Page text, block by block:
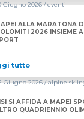
MARATONA
Giugno 2026/ eventi
ALLA MARATONA
2026 INSIEME A
tutto
A MAPEI
Giugno 2026/ alpine
SI AFFIDA A MAPEI
QUADRIENNIO